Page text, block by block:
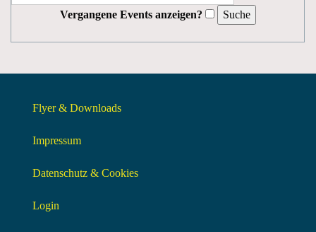
Vergangene Events anzeigen?
Flyer & Downloads
Impressum
Datenschutz & Cookies
Login